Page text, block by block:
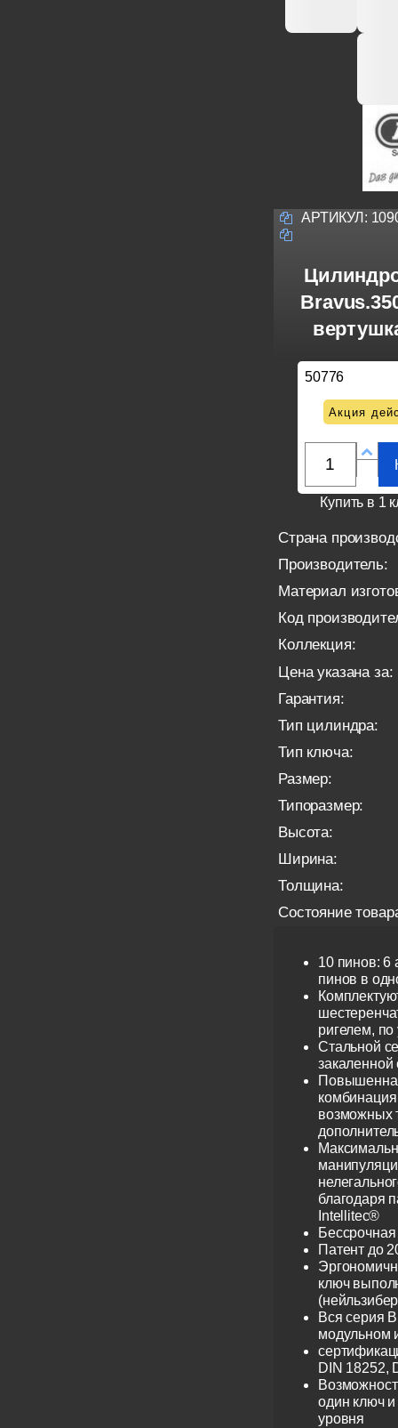
АРТИКУЛ:
50776
Акция
Купить в 1
Страна
Производитель:
Материал
Код
Коллекция:
Цена указана за:
Гарантия:
Тип цилиндра:
Тип ключа:
Размер:
Типоразмер:
Высота:
Ширина:
Толщина:
Состояние
10 пинов: 6
пинов в
ригелем,
Стальной
закаленной
возможных
благодаря
Intellitec®
Патент до
ключ
Вся серия
модульном
DIN 18252,
один ключ и
уровня